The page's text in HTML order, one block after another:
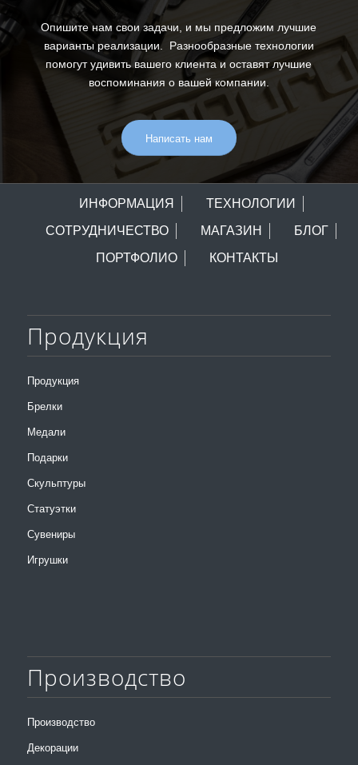
Опишите нам свои задачи, и мы предложим лучшие
варианты реализации. Разнообразные технологии
помогут удивить вашего клиента и оставят лучшие
воспоминания о вашей компании.
Написать нам
ИНФОРМАЦИЯ
ТЕХНОЛОГИИ
СОТРУДНИЧЕСТВО
МАГАЗИН
БЛОГ
ПОРТФОЛИО
КОНТАКТЫ
Продукция
Продукция
Брелки
Медали
Подарки
Скульптуры
Статуэтки
Сувениры
Игрушки
Производство
Производство
Декорации